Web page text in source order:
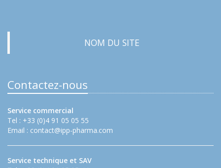
NOM DU SITE
Contactez-nous
Service commercial
Tel : +33 (0)4 91 05 05 55
Email : contact@ipp-pharma.com
Service technique et SAV